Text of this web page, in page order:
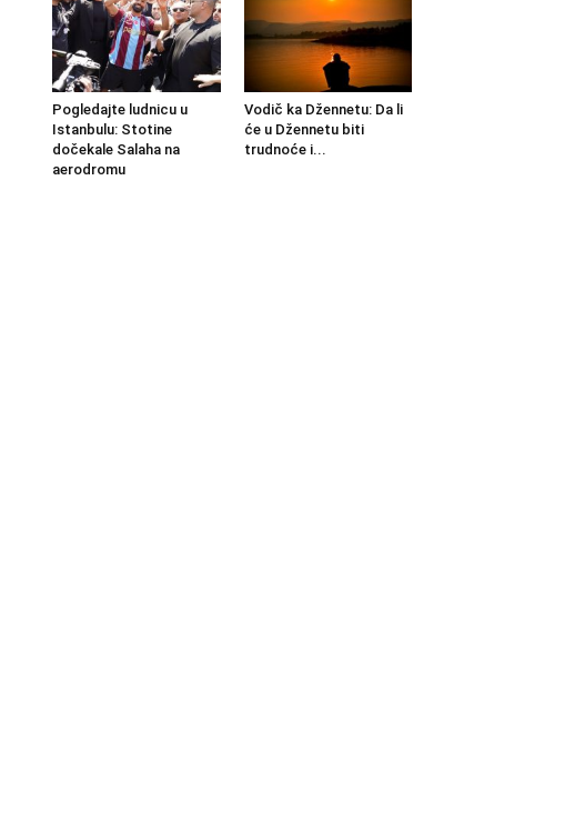
Pogledajte ludnicu u
Istanbulu: Stotine
dočekale Salaha na
aerodromu
Vodič ka Džennetu: Da li
će u Džennetu biti
trudnoće i...